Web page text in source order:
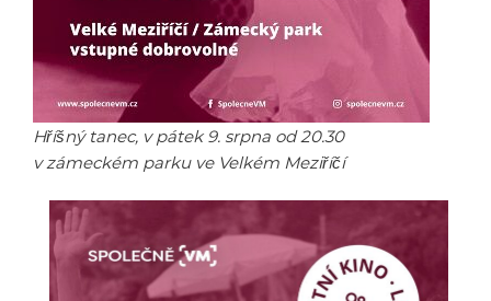
Hříšný tanec, v pátek 9. srpna od 20.30
v zámeckém parku ve Velkém Meziříčí